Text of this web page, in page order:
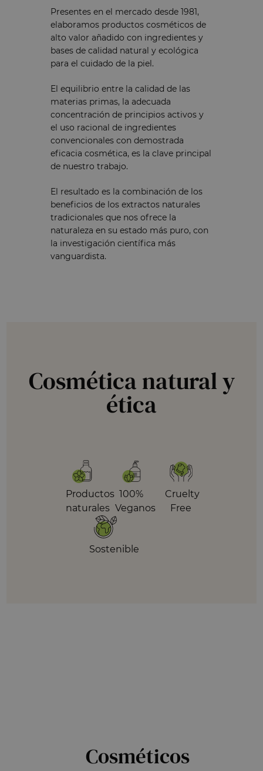
Presentes en el mercado desde 1981,
elaboramos productos cosméticos de
alto valor añadido con ingredientes y
bases de calidad natural y ecológica
para el cuidado de la piel.
El equilibrio entre la calidad de las
materias primas, la adecuada
concentración de principios activos y
el uso racional de ingredientes
convencionales con demostrada
eficacia cosmética, es la clave principal
de nuestro trabajo.
El resultado es la combinación de los
beneficios de los extractos naturales
tradicionales que nos ofrece la
naturaleza en su estado más puro, con
la investigación científica más
vanguardista.
Cosmética natural y
ética
Productos
naturales
100%
Veganos
Cruelty
Free
Sostenible
Cosméticos